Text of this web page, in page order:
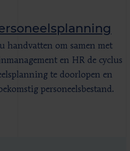
handvatten om samen met
en HR de cyclus
te doorlopen en
personeelsbestand.